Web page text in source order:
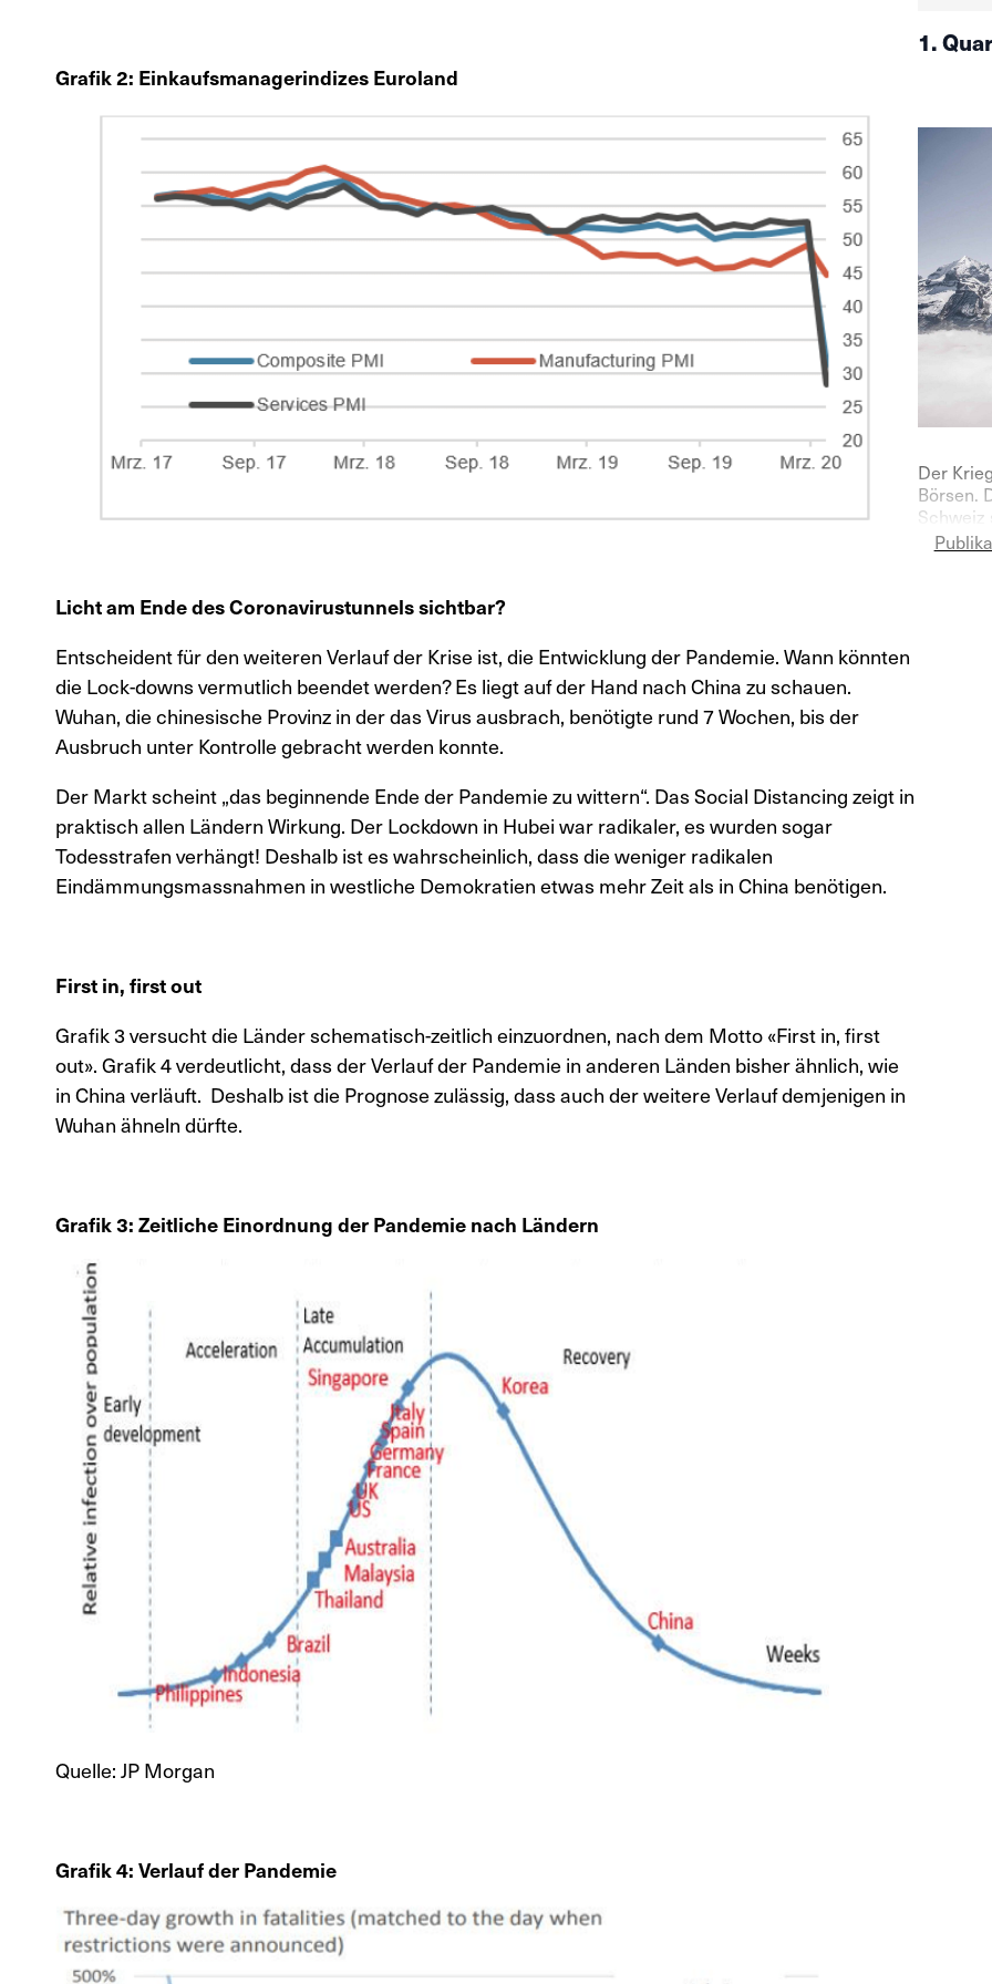
Grafik 2: Einkaufsmanagerindizes Euroland
Licht am Ende des Coronavirustunnels sichtbar?
Entscheident für den weiteren Verlauf der Krise ist, die Entwicklung der Pandemie. Wann könnten
die Lock-downs vermutlich beendet werden? Es liegt auf der Hand nach China zu schauen.
Wuhan, die chinesische Provinz in der das Virus ausbrach, benötigte rund 7 Wochen, bis der
Ausbruch unter Kontrolle gebracht werden konnte.
Der Markt scheint „das beginnende Ende der Pandemie zu wittern“. Das Social Distancing zeigt in
praktisch allen Ländern Wirkung. Der Lockdown in Hubei war radikaler, es wurden sogar
Todesstrafen verhängt! Deshalb ist es wahrscheinlich, dass die weniger radikalen
Eindämmungsmassnahmen in westliche Demokratien etwas mehr Zeit als in China benötigen.
First in, first out
Grafik 3 versucht die Länder schematisch-zeitlich einzuordnen, nach dem Motto «First in, first
out». Grafik 4 verdeutlicht, dass der Verlauf der Pandemie in anderen Länden bisher ähnlich, wie
in China verläuft. Deshalb ist die Prognose zulässig, dass auch der weitere Verlauf demjenigen in
Wuhan ähneln dürfte.
Grafik 3: Zeitliche Einordnung der Pandemie nach Ländern
Quelle: JP Morgan
Grafik 4: Verlauf der Pandemie
1.
Der
Börsen.
Schweiz